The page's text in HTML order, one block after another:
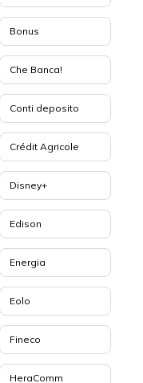
Bonus
Che Banca!
Conti deposito
Crédit Agricole
Disney+
Edison
Energia
Eolo
Fineco
HeraComm